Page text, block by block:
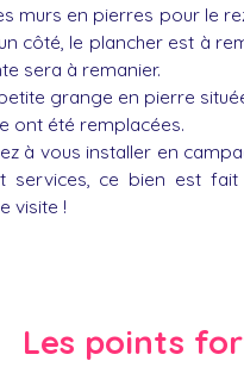
murs en pierres pour le
côté, le plancher est à
sera à remanier.
grange en pierre
ont été remplacées.
à vous installer en
services, ce bien est
visite !
Les points